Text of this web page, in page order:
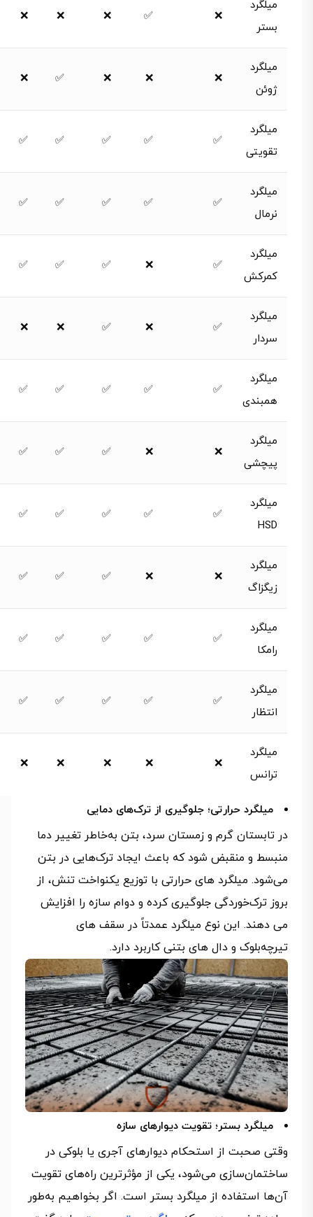
میلگرد
بستر
❌
✅
❌
❌
❌
میلگرد
ژوئن
❌
❌
❌
✅
❌
میلگرد
تقویتی
✅
✅
✅
✅
✅
میلگرد
نرمال
✅
✅
✅
✅
✅
میلگرد
کمرکش
✅
❌
✅
✅
✅
میلگرد
سردار
✅
❌
✅
❌
❌
میلگرد
همبندی
✅
✅
✅
✅
✅
میلگرد
پیچشی
❌
❌
✅
✅
✅
میلگرد
HSD
✅
✅
✅
✅
✅
میلگرد
زیگزاگ
❌
❌
✅
✅
✅
میلگرد
رامکا
✅
✅
✅
✅
✅
میلگرد
انتظار
✅
✅
✅
✅
✅
میلگرد
ترانس
❌
❌
❌
❌
❌
میلگرد حرارتی؛ جلوگیری از ترک‌های دمایی
در تابستان گرم و زمستان سرد، بتن به‌خاطر تغییر دما
منبسط و منقبض شود که باعث ایجاد ترک‌هایی در بتن
می‌شود. میلگرد های حرارتی با توزیع یکنواخت تنش، از
بروز ترک‌‌خوردگی جلوگیری کرده و دوام سازه را افزایش
می‌ دهند. این نوع میلگرد عمدتاً در سقف‌ های
تیرچه‌بلوک و دال‌ های بتنی کاربرد دارد.
میلگرد بستر؛ تقویت دیوارهای سازه
وقتی صحبت از استحکام دیوارهای آجری یا بلوکی در
ساختمان‌سازی می‌شود، یکی از مؤثرترین راه‌های تقویت
آن‌ها استفاده از میلگرد بستر است. اگر بخواهیم به‌طور